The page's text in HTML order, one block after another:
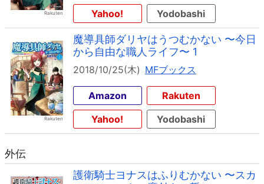
Yahoo!
Yodobashi
魔導具師ダリヤはうつむかない 〜今日
から自由な職人ライフ〜 1
2018/10/25(木) MFブックス
Amazon
Rakuten
Yahoo!
Yodobashi
外伝
護衛騎士ヨナスはふりむかない 〜スカ